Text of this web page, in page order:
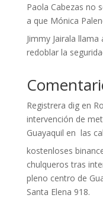
Paola Cabezas no
a que Mónica
Jimmy Jairala
redoblar la
Registrera digen
intervención de
Guayaquil en las
kostenloses
chulqueros tras
pleno centro de
Santa Elena 918.